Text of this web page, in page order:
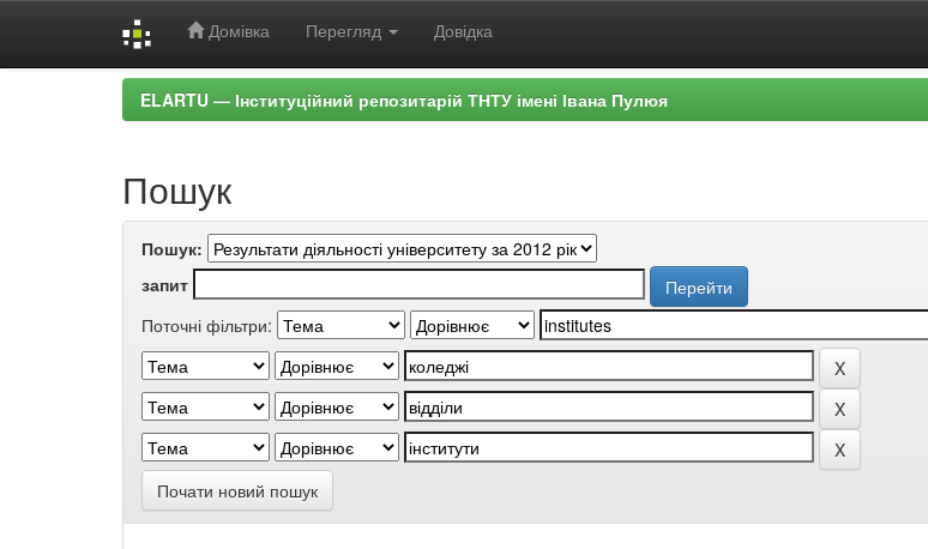
Домівка Перегляд Довідка
ELARTU — Інституційний репозитарій ТНТУ імені Івана Пулюя
Пошук
Пошук:
запит
Поточні фільтри:
Почати новий пошук